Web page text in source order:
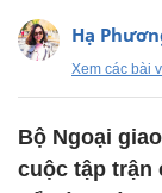
Hạ
Xem các bài
Bộ Ngoại
cuộc tập trận